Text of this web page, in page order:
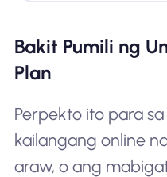
Bakit Pumili ng
Plan
Perpekto ito para
kailangang online
araw, o ang